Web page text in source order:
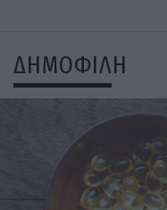
ΔΗΜΟΦΙΛΗ